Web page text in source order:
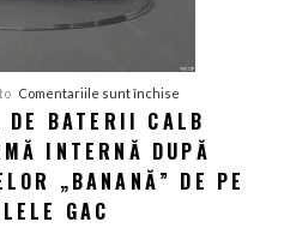
dolari
Comentariile sunt închise
Producătorul
de
baterii
DE BATERII CALB
INTERNĂ DUPĂ
„BANANĂ” DE PE
GAC